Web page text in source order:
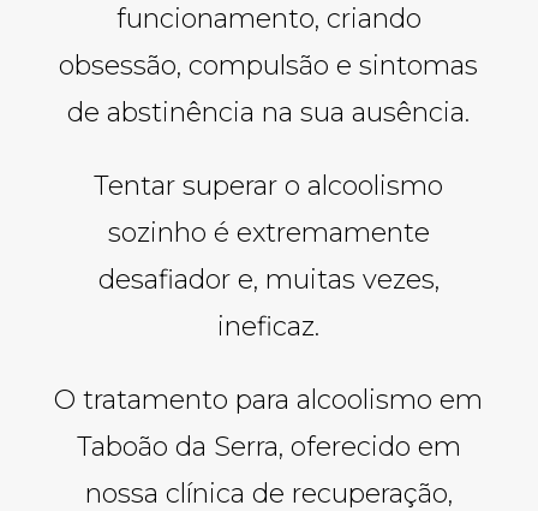
funcionamento, criando
obsessão, compulsão e sintomas
de abstinência na sua ausência.
Tentar superar o alcoolismo
sozinho é extremamente
desafiador e, muitas vezes,
ineficaz.
O tratamento para alcoolismo em
Taboão da Serra, oferecido em
nossa clínica de recuperação,